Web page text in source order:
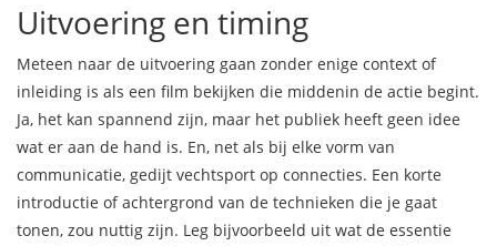
Uitvoering en timing
Meteen naar de uitvoering gaan zonder enige context of
inleiding is als een film bekijken die middenin de actie begint.
Ja, het kan spannend zijn, maar het publiek heeft geen idee
wat er aan de hand is. En, net als bij elke vorm van
communicatie, gedijt vechtsport op connecties. Een korte
introductie of achtergrond van de technieken die je gaat
tonen, zou nuttig zijn. Leg bijvoorbeeld uit wat de essentie